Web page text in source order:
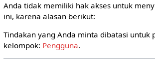
Anda tidak memiliki hak akses untuk
ini, karena alasan berikut:
Tindakan yang Anda minta dibatasi untuk
kelompok: Pengguna.